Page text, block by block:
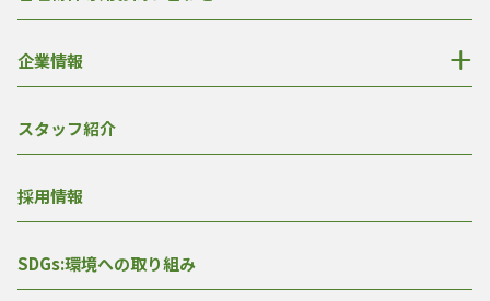
企業情報
スタッフ紹介
採用情報
SDGs:環境への取り組み